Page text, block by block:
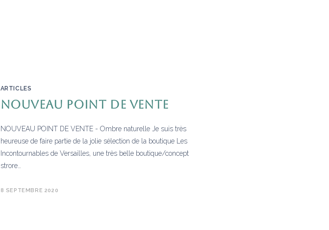
ARTICLES
NOUVEAU POINT DE VENTE
NOUVEAU POINT DE VENTE - Ombre naturelle Je suis très
heureuse de faire partie de la jolie sélection de la boutique Les
Incontournables de Versailles, une très belle boutique/concept
strore…
8 SEPTEMBRE 2020